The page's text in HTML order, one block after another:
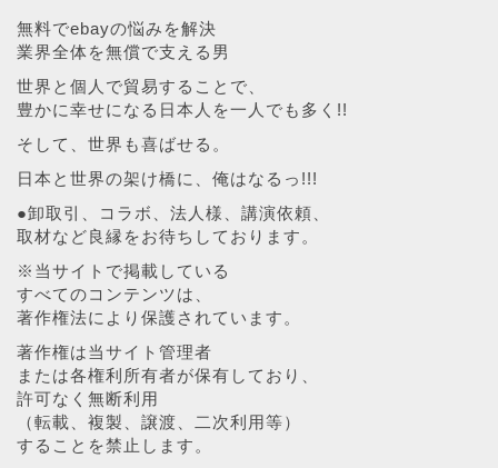
無料でebayの悩みを解決
業界全体を無償で支える男
世界と個人で貿易することで、
豊かに幸せになる日本人を一人でも多く!!
そして、世界も喜ばせる。
日本と世界の架け橋に、俺はなるっ!!!
●卸取引、コラボ、法人様、講演依頼、
取材など良縁をお待ちしております。
※当サイトで掲載している
すべてのコンテンツは、
著作権法により保護されています。
著作権は当サイト管理者
または各権利所有者が保有しており、
許可なく無断利用
（転載、複製、譲渡、二次利用等）
することを禁止します。